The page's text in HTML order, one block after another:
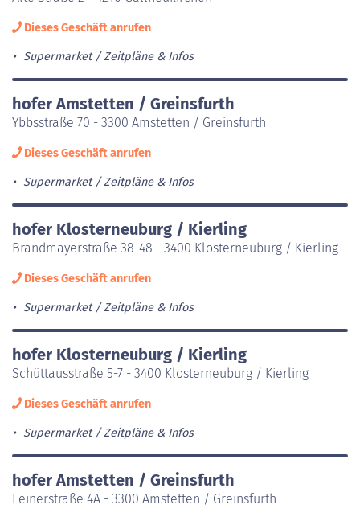
Dieses Geschäft anrufen
Supermarket Zeitpläne & Infos
hofer Amstetten / Greinsfurth
Ybbsstraße 70 - 3300 Amstetten / Greinsfurth
Dieses Geschäft anrufen
Supermarket Zeitpläne & Infos
hofer Klosterneuburg / Kierling
Brandmayerstraße 38-48 - 3400 Klosterneuburg / Kierling
Dieses Geschäft anrufen
Supermarket Zeitpläne & Infos
hofer Klosterneuburg / Kierling
Schüttausstraße 5-7 - 3400 Klosterneuburg / Kierling
Dieses Geschäft anrufen
Supermarket Zeitpläne & Infos
hofer Amstetten / Greinsfurth
Leinerstraße 4A - 3300 Amstetten / Greinsfurth